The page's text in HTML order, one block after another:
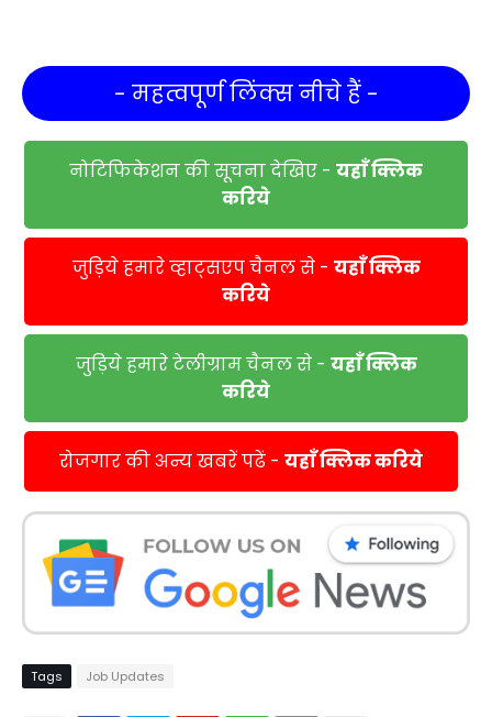
- महत्वपूर्ण लिंक्स नीचे हैं -
नोटिफिकेशन की सूचना देखिए - यहाँ क्लिक
करिये
जुड़िये हमारे व्हाट्सएप चैनल से - यहाँ क्लिक
करिये
जुड़िये हमारे टेलीग्राम चैनल से - यहाँ क्लिक
करिये
रोजगार की अन्य खबरें पढें - यहाँ क्लिक करिये
Tags Job Updates